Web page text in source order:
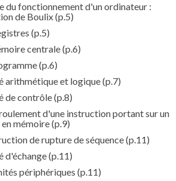
du fonctionnement d'un ordinateur :
de Boulix(p.5)
(p.5)
centrale(p.6)
(p.6)
arithmétique et logique(p.7)
de contrôle(p.8)
d'une instruction portant sur un
mémoire(p.9)
de rupture de séquence(p.11)
d'échange(p.11)
périphériques (p.11)